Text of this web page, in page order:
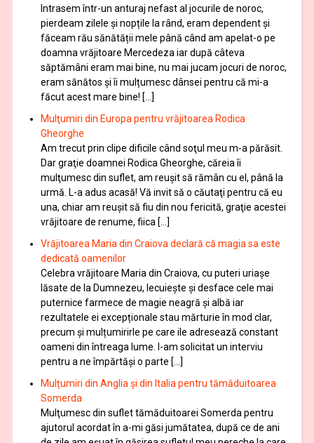
Intrasem într-un anturaj nefast al jocurile de noroc,
pierdeam zilele și nopțile la rând, eram dependent și
făceam rău sănătății mele până când am apelat-o pe
doamna vrăjitoare Mercedeza iar după câteva
săptămâni eram mai bine, nu mai jucam jocuri de noroc,
eram sănătos și îi mulțumesc dânsei pentru că mi-a
făcut acest mare bine! […]
Mulţumiri din Europa pentru vrăjitoarea Rodica
Gheorghe
Am trecut prin clipe dificile când soţul meu m-a părăsit.
Dar graţie doamnei Rodica Gheorghe, căreia îi
mulţumesc din suflet, am reuşit să rămân cu el, până la
urmă. L-a adus acasă! Vă invit să o căutaţi pentru că eu
una, chiar am reuşit să fiu din nou fericită, graţie acestei
vrăjitoare de renume, fiica […]
Vrăjitoarea Maria din Craiova declară că magia sa este
dedicată oamenilor
Celebra vrăjitoare Maria din Craiova, cu puteri uriașe
lăsate de la Dumnezeu, lecuieşte şi desface cele mai
puternice farmece de magie neagră şi albă iar
rezultatele ei excepționale stau mărturie în mod clar,
precum și mulțumirirle pe care ile adresează constant
oameni din întreaga lume. I-am solicitat un interviu
pentru a ne împărtăși o parte […]
Mulțumiri din Anglia și din Italia pentru tămăduitoarea
Somerda
Mulţumesc din suflet tămăduitoarei Somerda pentru
ajutorul acordat în a-mi găsi jumătatea, după ce de ani